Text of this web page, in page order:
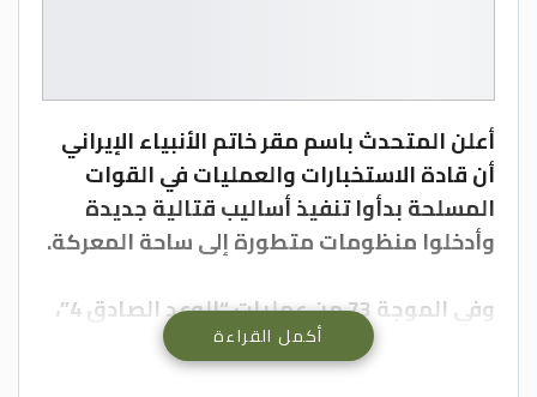
أعلن المتحدث باسم مقر خاتم الأنبياء الإيراني
أن قادة الاستخبارات والعمليات في القوات
المسلحة بدأوا تنفيذ أساليب قتالية جديدة
وأدخلوا منظومات متطورة إلى ساحة المعركة.
وفي الموجة 73 من عمليات “الوعد الصادق 4”،
استهدف الحرس الثوري الإيراني مناطق
ديمونة وعراد وبئر السبع وكريات غات في جنوب
أكمل القراءة